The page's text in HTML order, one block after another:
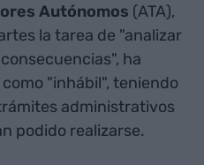
Autónomos (ATA),
la tarea de "analizar
ha
"inhábil", teniendo
administrativos
podido realizarse.